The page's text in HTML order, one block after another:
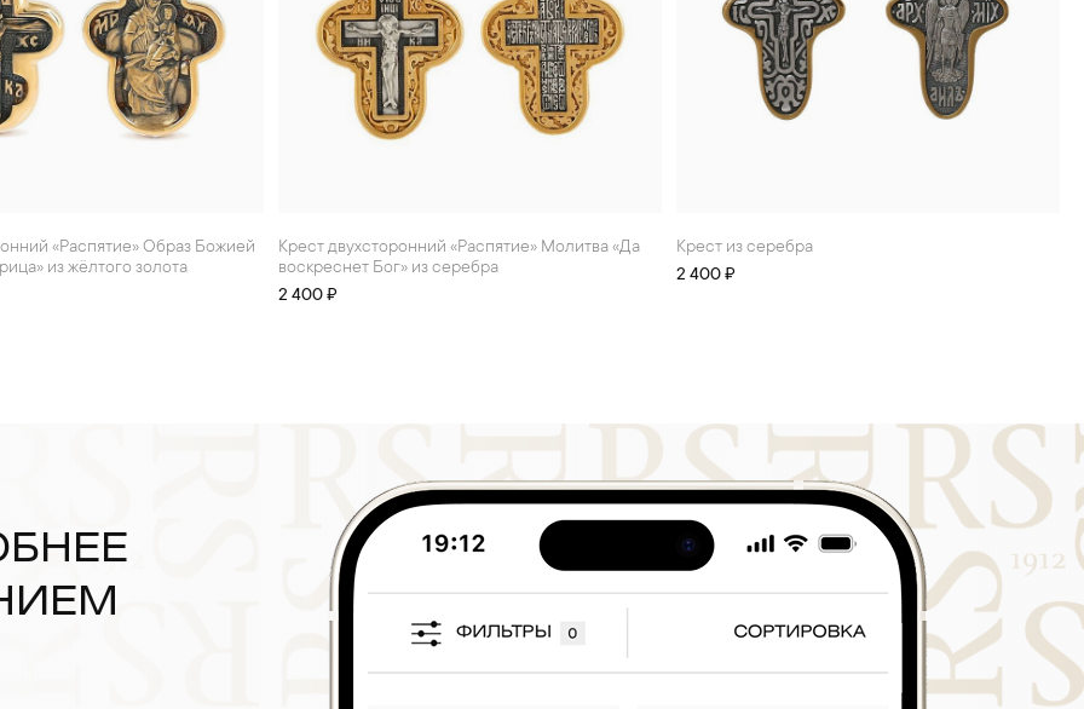
из жёлтого золота
Крест двухсторонний «Распятие» Молитва «Да
воскреснет Бог» из серебра
2 400 ₽
Крест из серебра
2 400 ₽